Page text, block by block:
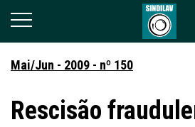
Mai/Jun - 2009 - nº 150
Rescisão